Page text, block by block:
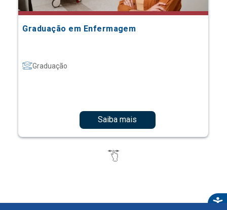
Graduação em Enfermagem
Graduação
Saiba mais